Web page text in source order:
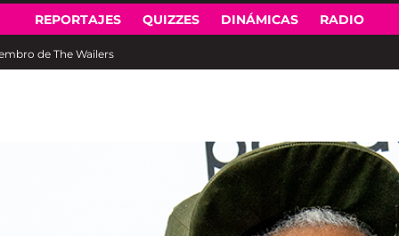
Open
dropdown
REPORTAJES QUIZZES DINÁMICAS RADIO
de The Wailers